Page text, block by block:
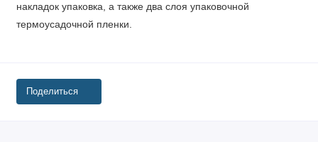
накладок упаковка, а также два слоя упаковочной
термоусадочной пленки.
Поделиться